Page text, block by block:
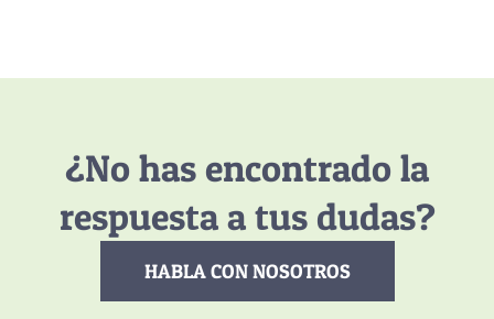
¿No has encontrado la
respuesta a tus dudas?
HABLA CON NOSOTROS